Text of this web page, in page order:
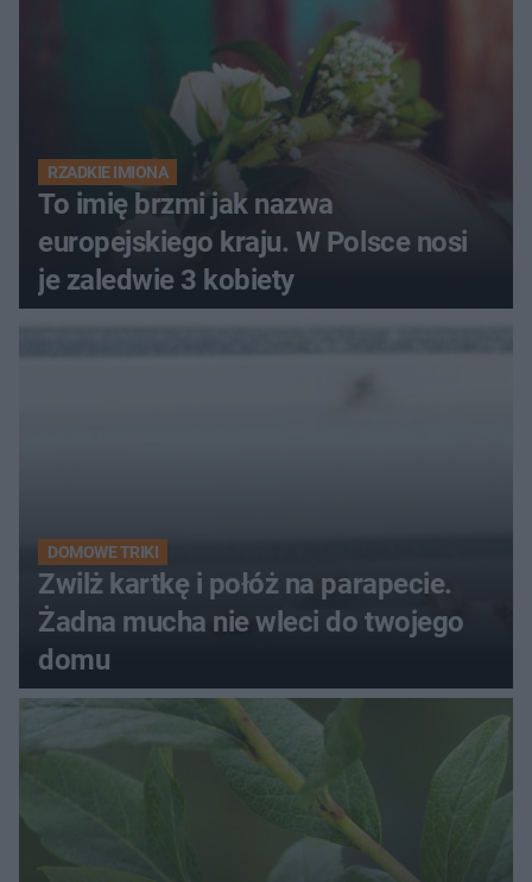
RZADKIE IMIONA
To imię brzmi jak nazwa
europejskiego kraju. W Polsce nosi
je zaledwie 3 kobiety
DOMOWE TRIKI
Zwilż kartkę i połóż na parapecie.
Żadna mucha nie wleci do twojego
domu